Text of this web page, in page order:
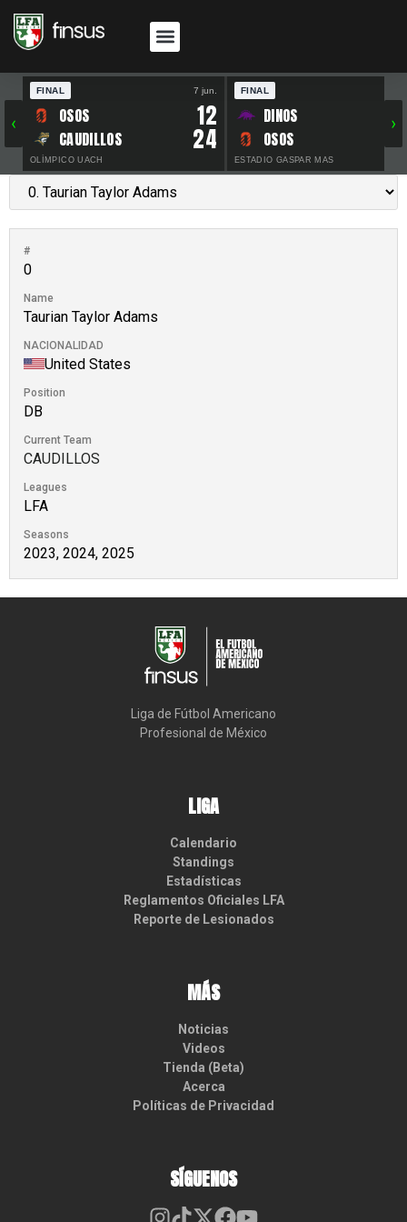
‹
FINAL 7 jun.
OSOS 12
CAUDILLOS 24
OLÍMPICO UACH
FINAL
DINOS
OSOS
ESTADIO GASPAR MAS
›
#
0
Name
Taurian Taylor Adams
NACIONALIDAD
United States
Position
DB
Current Team
CAUDILLOS
Leagues
LFA
Seasons
2023, 2024, 2025
Liga de Fútbol Americano
Profesional de México
LIGA
Calendario
Standings
Estadísticas
Reglamentos Oficiales LFA
Reporte de Lesionados
MÁS
Noticias
Videos
Tienda (Beta)
Acerca
Políticas de Privacidad
SÍGUENOS